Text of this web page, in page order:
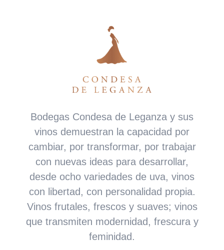
Bodegas Condesa de Leganza y sus
vinos demuestran la capacidad por
cambiar, por transformar, por trabajar
con nuevas ideas para desarrollar,
desde ocho variedades de uva, vinos
con libertad, con personalidad propia.
Vinos frutales, frescos y suaves; vinos
que transmiten modernidad, frescura y
feminidad.